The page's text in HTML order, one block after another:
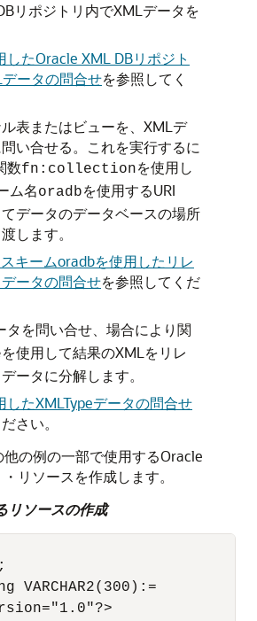
リポジトリ内でXMLデータを
したOracle XML DBリポジト
ータの問合せを参照してく
表またはビューを、XMLデ
い合せる。これを実行するに
数fn:collectionを使用し
ム名oradbを使用するURI
データのデータベースの場所
します。
キームoradbを使用したリレ
ータの問合せを参照してくだ
タを問い合せ、場合により関
を使用して結果のXMLをリレ
ータに分解します。
したXMLTypeデータの問合せ
さい。
他の例の一部で使用するOracle
リソースを作成します。
リソースの作成
VARCHAR2(300):=